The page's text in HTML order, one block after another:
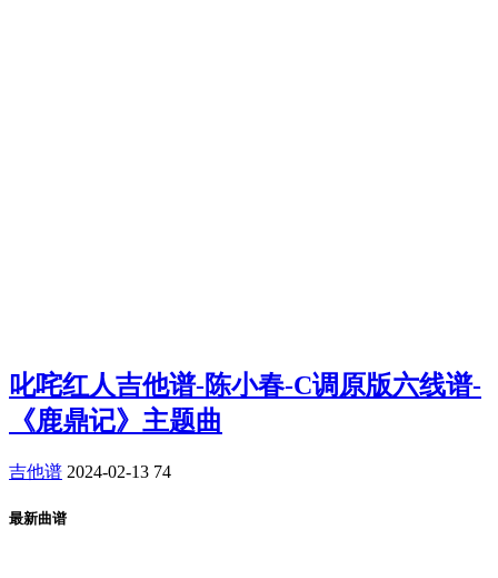
叱咤红人吉他谱-陈小春-C调原版六线谱-
《鹿鼎记》主题曲
吉他谱 2024-02-13 74
最新曲谱